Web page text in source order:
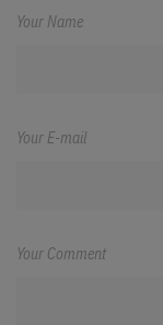
Your Name
Your E-mail
Your Comment